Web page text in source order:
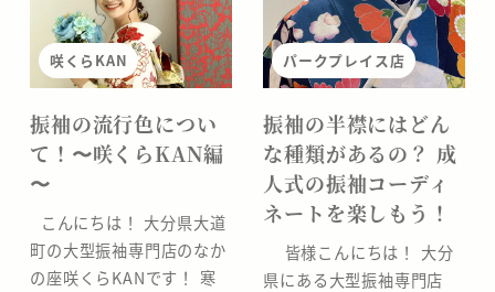
咲くらKAN
振袖の流行色につい
て！〜咲くらKAN編
〜
こんにちは！ 大分県大道
町の大型振袖専門店のなか
の座咲くらKANです！ 寒
パークプレイス店
振袖の半襟にはどん
な種類があるの？ 成
人式の振袖コーディ
ネートを楽しもう！
皆様こんにちは！ 大分
県にある大型振袖専門店